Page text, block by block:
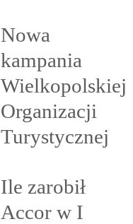
Nowa
kampania
Wielkopolskiej
Organizacji
Turystycznej
Ile zarobił
Accor w I